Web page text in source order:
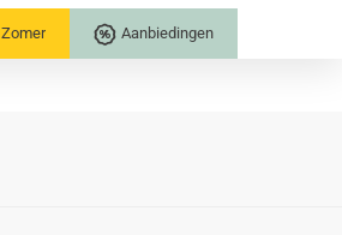
Zomer Aanbiedingen